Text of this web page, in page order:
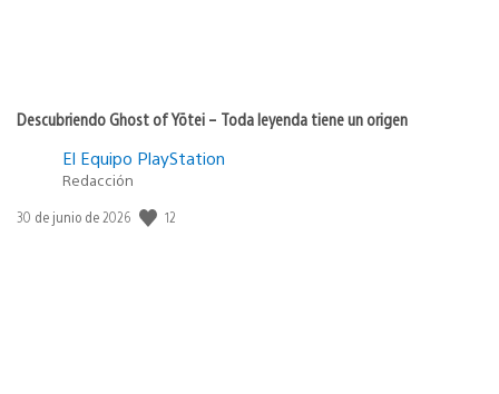
Descubriendo Ghost of Yōtei – Toda leyenda tiene un origen
El Equipo PlayStation
Redacción
Fecha
30 de junio de 2026 12